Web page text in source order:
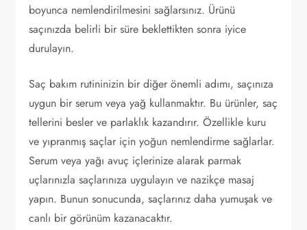
boyunca nemlendirilmesini sağlarsınız. Ürünü
saçınızda belirli bir süre beklettikten sonra iyice
durulayın.
Saç bakım rutininizin bir diğer önemli adımı, saçınıza
uygun bir serum veya yağ kullanmaktır. Bu ürünler, saç
tellerini besler ve parlaklık kazandırır. Özellikle kuru
ve yıpranmış saçlar için yoğun nemlendirme sağlarlar.
Serum veya yağı avuç içlerinize alarak parmak
uçlarınızla saçlarınıza uygulayın ve nazikçe masaj
yapın. Bunun sonucunda, saçlarınız daha yumuşak ve
canlı bir görünüm kazanacaktır.